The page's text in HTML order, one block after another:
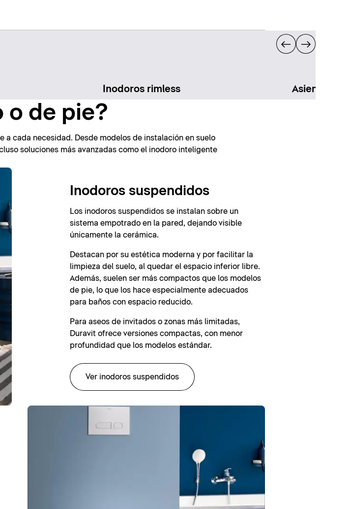
Inodoros rimless Asientos de
o de pie?
cada necesidad. Desde modelos de instalación en suelo
soluciones más avanzadas como el inodoro inteligente
Inodoros suspendidos
Los inodoros suspendidos se instalan sobre un
sistema empotrado en la pared, dejando visible
únicamente la cerámica.
Destacan por su estética moderna y por facilitar la
limpieza del suelo, al quedar el espacio inferior libre.
Además, suelen ser más compactos que los modelos
de pie, lo que los hace especialmente adecuados
para baños con espacio reducido.
Para aseos de invitados o zonas más limitadas,
Duravit ofrece versiones compactas, con menor
profundidad que los modelos estándar.
Ver inodoros suspendidos